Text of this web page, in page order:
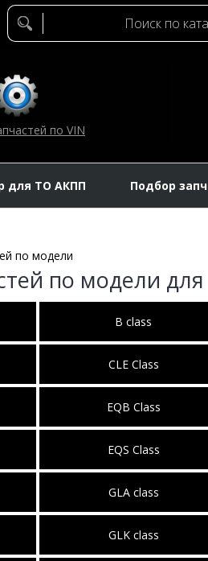
по VIN
для ТО АКПП Подбор
по модели
по модели
B class
CLE Class
EQB Class
EQS Class
GLA class
GLK class